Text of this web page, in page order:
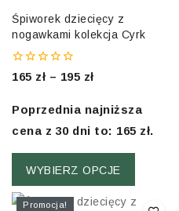
Śpiworek dziecięcy z
nogawkami kolekcja Cyrk
0
5
165 zł – 195 zł
Poprzednia najniższa
cena z 30 dni to: 165 zł.
WYBIERZ OPCJE
Promocja!